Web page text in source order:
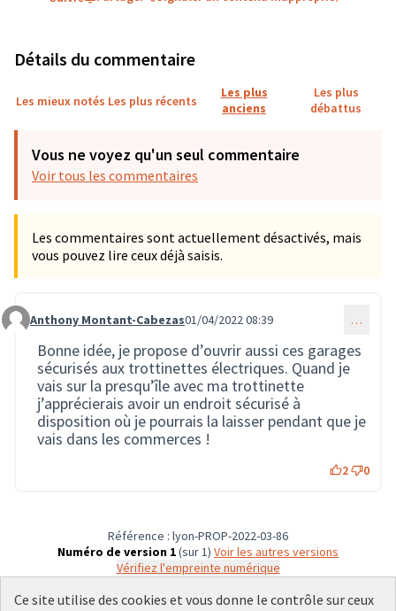
Détails du commentaire
Les mieux notés Les plus récents
Les plus
anciens
Les plus
débattus
Vous ne voyez qu'un seul commentaire
Voir tous les commentaires
Les commentaires sont actuellement désactivés, mais
vous pouvez lire ceux déjà saisis.
Commentaire 141
Anthony Montant-Cabezas01/04/2022 08:39 …
Bonne idée, je propose d’ouvrir aussi ces garages
sécurisés aux trottinettes électriques. Quand je
vais sur la presqu’île avec ma trottinette
j’apprécierais avoir un endroit sécurisé à
disposition où je pourrais la laisser pendant que je
vais dans les commerces !
2 0
Référence : lyon-PROP-2022-03-86
Numéro de version 1(sur 1)
voir les autres versions
Vérifiez l'empreinte numérique
Ce site utilise des cookies et vous donne le contrôle sur ceux